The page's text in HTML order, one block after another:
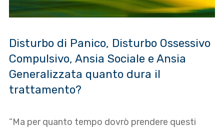
Disturbo di Panico, Disturbo Ossessivo
Compulsivo, Ansia Sociale e Ansia
Generalizzata quanto dura il
trattamento?
”Ma per quanto tempo dovrò prendere questi